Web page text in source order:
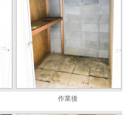
作業後